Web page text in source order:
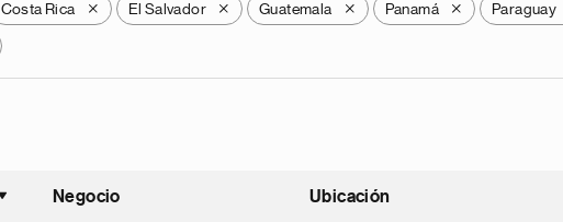
Costa Rica X El Salvador X Guatemala X Panamá X Paraguay
Ordenar ascendente
Negocio Ubicación